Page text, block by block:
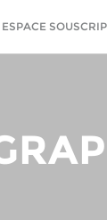
ESPACE